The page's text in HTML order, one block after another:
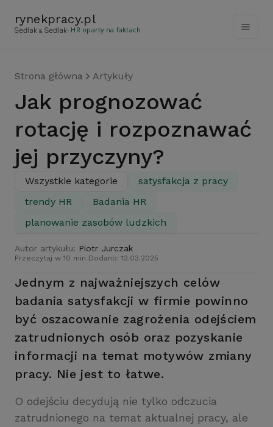
rynekpracy.pl
- HR oparty na faktach
Strona główna Artykuły
Jak prognozować
rotację i rozpoznawać
jej przyczyny?
Wszystkie kategorie
satysfakcja z pracy
trendy HR
Badania HR
planowanie zasobów ludzkich
Autor artykułu: Piotr Jurczak
Przeczytaj w 10 min. Dodano: 13.03.2025
Jednym z najważniejszych celów
badania satysfakcji w firmie powinno
być oszacowanie zagrożenia odejściem
zatrudnionych osób oraz pozyskanie
informacji na temat motywów zmiany
pracy. Nie jest to łatwe.
O odejściu decydują nie tylko odczucia
zatrudnionego na temat aktualnej pracy, ale